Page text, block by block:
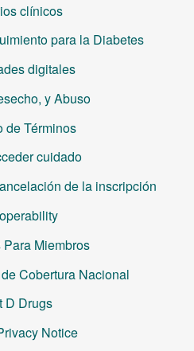
clínicos
para la Diabetes
digitales
y Abuso
de Términos
cuidado
de la inscripción
Miembros
Cobertura Nacional
D Drugs
Notice